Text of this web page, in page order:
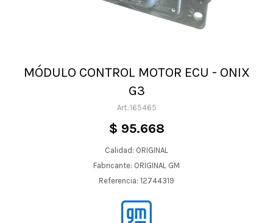
MÓDULO CONTROL MOTOR ECU - ONIX
G3
165465
$ 95.668
Calidad: ORIGINAL
Fabricante: ORIGINAL GM
Referencia: 12744319